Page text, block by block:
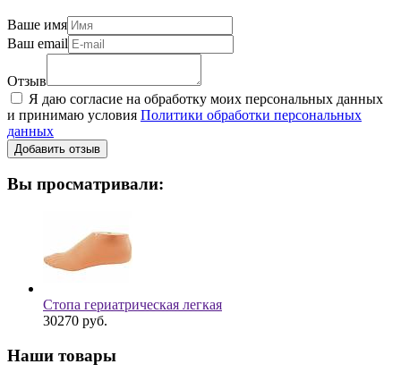
Ваше имя
Ваш email
Отзыв
Я даю согласие на обработку моих персональных данных
и принимаю условия Политики обработки персональных
данных
Вы просматривали:
Стопа гериатрическая легкая
30270 руб.
Наши товары